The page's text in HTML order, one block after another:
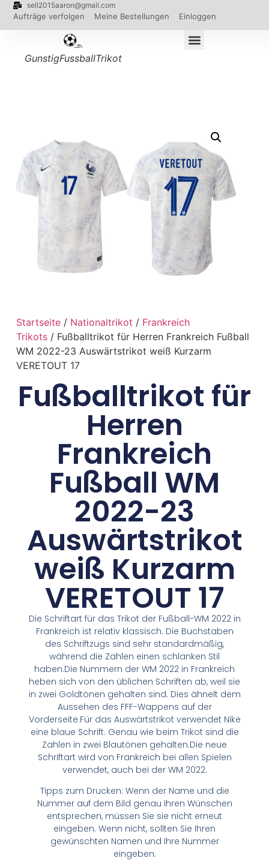
sell2015aaron@gmail.com
Aufträge verfolgen Meine Bestellungen Einloggen
GunstigFussballTrikot
Startseite/ Nationaltrikot / Frankreich
Trikots/ Fußballtrikot für Herren Frankreich Fußball
WM 2022-23 Auswärtstrikot weiß Kurzarm
VERETOUT 17
Fußballtrikot für
Herren
Frankreich
Fußball WM
2022-23
Auswärtstrikot
weiß Kurzarm
VERETOUT 17
Die Schriftart für das Trikot der Fußball-WM 2022 in
Frankreich ist relativ klassisch. Die Buchstaben
des Schriftzugs sind sehr standardmäßig,
während die Zahlen einen schlanken Stil
haben.Die Nummern der WM 2022 in Frankreich
heben sich von den üblichen Schriften ab, weil sie
in zwei Goldtönen gehalten sind. Dies ähnelt dem
Aussehen des FFF-Wappens auf der
Vorderseite.Für das Auswärtstrikot verwendet Nike
eine blaue Schrift. Genau wie beim Trikot sind die
Zahlen in zwei Blautönen gehalten.Die neue
Schriftart wird von Frankreich bei allen Spielen
verwendet, auch bei der WM 2022.
Tipps zum Drucken: Wenn der Name und die
Nummer auf dem Bild genau Ihren Wünschen
entsprechen, müssen Sie sie nicht erneut
eingeben. Wenn nicht, sollten Sie Ihren
gewünschten Namen und Ihre Nummer
eingeben.